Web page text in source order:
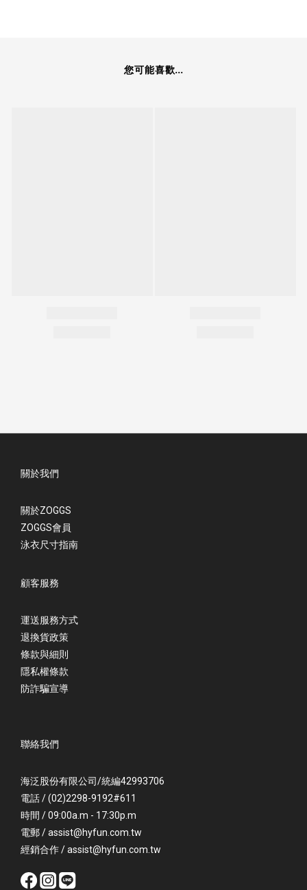
您可能喜歡...
關於我們
關於ZOGGS
ZOGGS會員
泳衣尺寸指南
顧客服務
運送服務方式
退換貨政策
條款與細則
隱私權條款
防詐騙宣導
聯絡我們
海泛股份有限公司/統編42993706
電話 / (02)2298-9192#611
時間 / 09:00a.m - 17:30p.m
電郵 / assist@hyfun.com.tw
經銷合作 / assist@hyfun.com.tw